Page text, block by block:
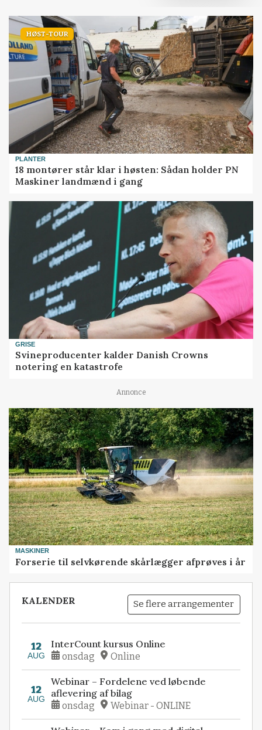
HØST-TOUR
PLANTER
18 montører står klar i høsten: Sådan holder PN
Maskiner landmænd i gang
GRISE
Svineproducenter kalder Danish Crowns
notering en katastrofe
Annonce
MASKINER
Forserie til selvkørende skårlægger afprøves i år
KALENDER Se flere arrangementer
12
AUG
InterCount kursus Online
onsdag Online
12
AUG
Webinar – Fordelene ved løbende
aflevering af bilag
onsdag Webinar - ONLINE